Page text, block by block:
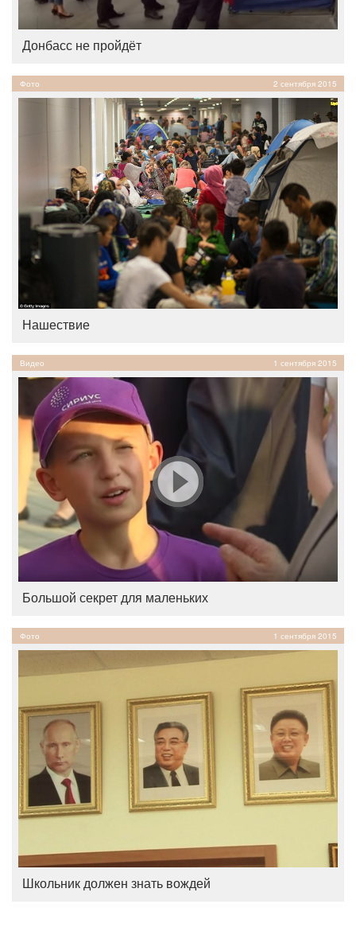
Донбасс не пройдёт
Фото 2 сентября 2015
Нашествие
Видео 1 сентября 2015
Большой секрет для маленьких
Фото 1 сентября 2015
Школьник должен знать вождей